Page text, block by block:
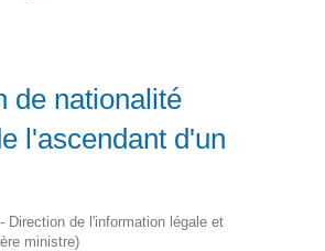
de nationalité
l'ascendant d'un
Direction de l'information légale et
ministre)